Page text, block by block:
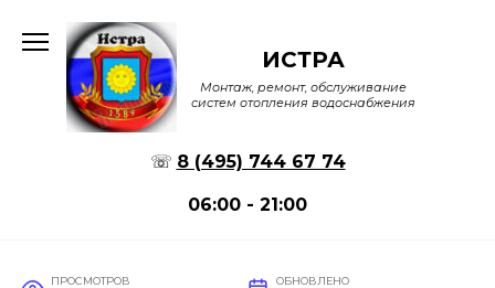
содержанию
ИСТРА
Монтаж, ремонт, обслуживание
систем отопления водоснабжения
☏ 8 (495) 744 67 74
06:00 - 21:00
ПРОСМОТРОВ ОБНОВЛЕНО